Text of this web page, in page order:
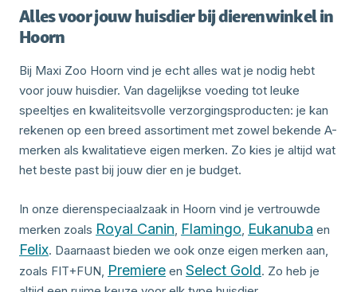
Alles voor jouw huisdier bij dierenwinkel in
Hoorn
Bij Maxi Zoo Hoorn vind je echt alles wat je nodig hebt
voor jouw huisdier. Van dagelijkse voeding tot leuke
speeltjes en kwaliteitsvolle verzorgingsproducten: je kan
rekenen op een breed assortiment met zowel bekende A-
merken als kwalitatieve eigen merken. Zo kies je altijd wat
het beste past bij jouw dier en je budget.
In onze dierenspeciaalzaak in Hoorn vind je vertrouwde
merken zoals Royal Canin, Flamingo, Eukanuba en
Felix. Daarnaast bieden we ook onze eigen merken aan,
zoals FIT+FUN, Premiere en Select Gold. Zo heb je